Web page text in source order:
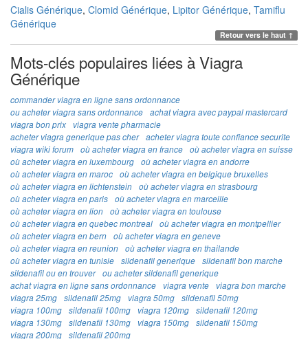
Cialis Générique, Clomid Générique, Lipitor Générique, Tamiflu
Générique
Retour vers le haut ↑
Mots-clés populaires liées à Viagra
Générique
commander viagra en ligne sans ordonnance
ou acheter viagra sans ordonnance
achat viagra avec paypal mastercard
viagra bon prix
viagra vente pharmacie
acheter viagra generique pas cher
acheter viagra toute confiance securite
viagra wiki forum
où acheter viagra en france
où acheter viagra en suisse
où acheter viagra en luxembourg
où acheter viagra en andorre
où acheter viagra en maroc
où acheter viagra en belgique bruxelles
où acheter viagra en lichtenstein
où acheter viagra en strasbourg
où acheter viagra en paris
où acheter viagra en marceille
où acheter viagra en lion
où acheter viagra en toulouse
où acheter viagra en quebec montreal
où acheter viagra en montpellier
où acheter viagra en bern
où acheter viagra en geneve
où acheter viagra en reunion
où acheter viagra en thailande
où acheter viagra en tunisie
sildenafil generique
sildenafil bon marche
sildenafil ou en trouver
ou acheter sildenafil generique
achat viagra en ligne sans ordonnance
viagra vente
viagra bon marche
viagra 25mg
sildenafil 25mg viagra 50mg
sildenafil 50mg
viagra 100mg
sildenafil 100mg viagra 120mg
sildenafil 120mg
viagra 130mg
sildenafil 130mg viagra 150mg
sildenafil 150mg
viagra 200mg
sildenafil 200mg